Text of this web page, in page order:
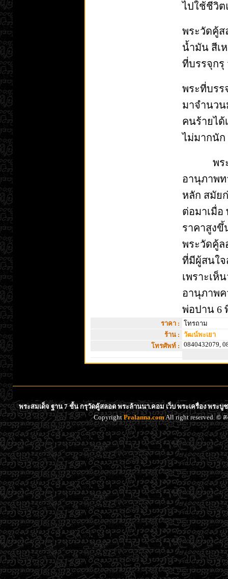
ไปใช้ชีวิต
พระวัดคู้ส
น้ำมัน สีเ
ที่บรรจุกรุ
พระที่บรร
มาจำนวน
คนร้ายได้
ไม่มากนัก
พระวัด
อานุภาพ
หลัก สมัย
ต่อมาเมื่อ
ราคาสูงขึ้
พระวัดคู้ล
ที่มีผู้สนใ
เพราะเห็
อานุภาพ
พ่อปาน 6
ราคา : โทรถาม
ร้าน : วัฒน์พะเยา
โทรศัพท์ : 0840432079,
พระสมเด็จ ฐาน 7 ชั้น กรุวัดคู้สลอด พระล้านนา.คอม เว็บ พระเครื่อง พระ
CopyrightPralanna.comAll right reserved. ©